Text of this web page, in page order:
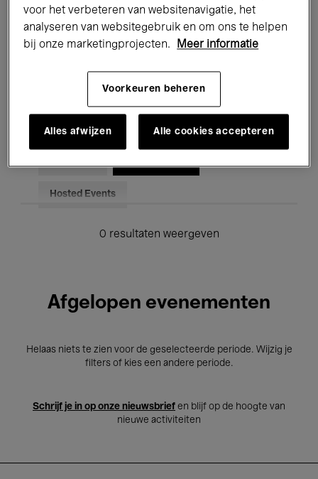
Performances Lezingen & Debatten
Jazz Klassieke Muziek Global Music
Elektronische Muziek
Voor iedereen Kids’ Palace
Hosted Events
0 resultaten weergeven
Afgelopen evenementen
Helaas niets te zien voor de geselecteerde periode. Wijzig je
filters of kies een andere periode.
Schrijf je in op onze nieuwsbrief en blijf op de hoogte van
nieuwe activiteiten
voor het verbeteren van websitenavigatie, het
analyseren van websitegebruik en om ons te helpen
bij onze marketingprojecten.
Meer informatie
Voorkeuren beheren
Alles afwijzen Alle cookies accepteren